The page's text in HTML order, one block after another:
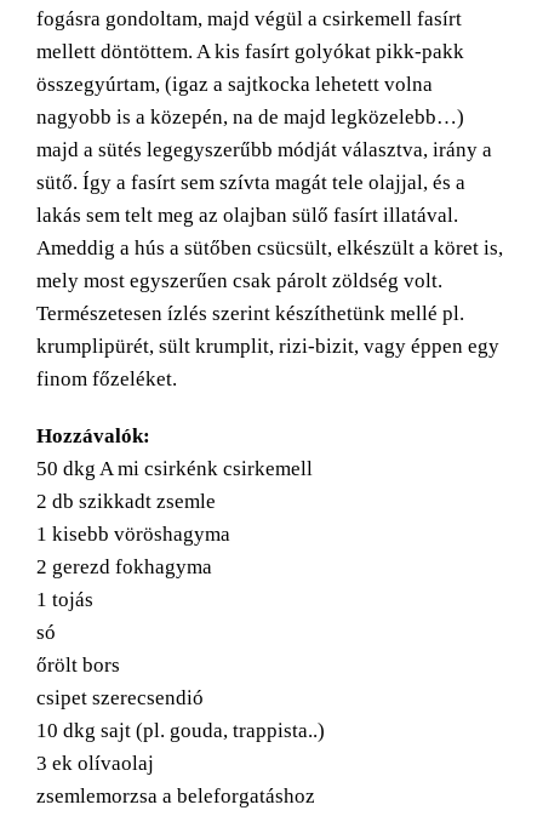
fogásra gondoltam, majd végül a csirkemell fasírt
mellett döntöttem. A kis fasírt golyókat pikk-pakk
összegyúrtam, (igaz a sajtkocka lehetett volna
nagyobb is a közepén, na de majd legközelebb…)
majd a sütés legegyszerűbb módját választva, irány a
sütő. Így a fasírt sem szívta magát tele olajjal, és a
lakás sem telt meg az olajban sülő fasírt illatával.
Ameddig a hús a sütőben csücsült, elkészült a köret is,
mely most egyszerűen csak párolt zöldség volt.
Természetesen ízlés szerint készíthetünk mellé pl.
krumplipürét, sült krumplit, rizi-bizit, vagy éppen egy
finom főzeléket.
Hozzávalók:
50 dkg A mi csirkénk csirkemell
2 db szikkadt zsemle
1 kisebb vöröshagyma
2 gerezd fokhagyma
1 tojás
só
őrölt bors
csipet szerecsendió
10 dkg sajt (pl. gouda, trappista..)
3 ek olívaolaj
zsemlemorzsa a beleforgatáshoz